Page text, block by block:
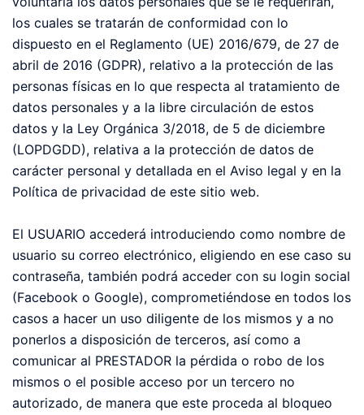
los cuales se tratarán de conformidad con lo
dispuesto en el Reglamento (UE) 2016/679, de 27 de
abril de 2016 (GDPR), relativo a la protección de las
personas físicas en lo que respecta al tratamiento de
datos personales y a la libre circulación de estos
datos y la Ley Orgánica 3/2018, de 5 de diciembre
(LOPDGDD), relativa a la protección de datos de
carácter personal y detallada en el Aviso legal y en la
Política de privacidad de este sitio web.
El USUARIO accederá introduciendo como nombre de
usuario su correo electrónico, eligiendo en ese caso su
contraseña, también podrá acceder con su login social
(Facebook o Google), comprometiéndose en todos los
casos a hacer un uso diligente de los mismos y a no
ponerlos a disposición de terceros, así como a
comunicar al PRESTADOR la pérdida o robo de los
mismos o el posible acceso por un tercero no
autorizado, de manera que este proceda al bloqueo